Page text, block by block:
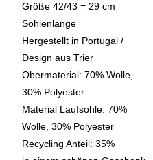
Größe 42/43 = 29 cm
Sohlenlänge
Hergestellt in Portugal /
Design aus Trier
Obermaterial: 70% Wolle,
30% Polyester
Material Laufsohle: 70%
Wolle, 30% Polyester
Recycling Anteil: 35%